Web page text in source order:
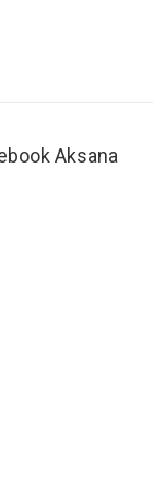
Aksana